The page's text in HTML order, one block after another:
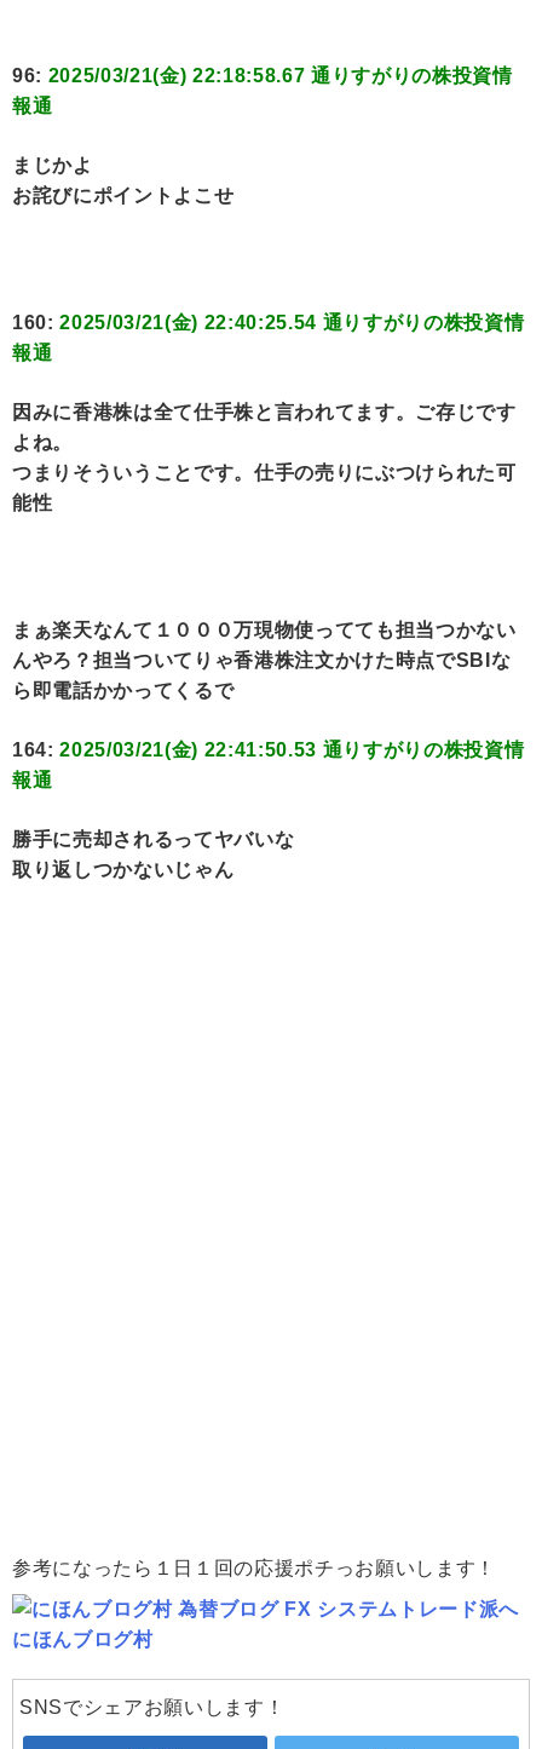
96: 2025/03/21(金) 22:18:58.67 通りすがりの株投資情
報通
まじかよ
お詫びにポイントよこせ
160:2025/03/21(金) 22:40:25.54 通りすがりの株投資情
報通
因みに香港株は全て仕手株と言われてます。ご存じです
よね。
つまりそういうことです。仕手の売りにぶつけられた可
能性
まぁ楽天なんて１０００万現物使ってても担当つかない
んやろ？担当ついてりゃ香港株注文かけた時点でSBIな
ら即電話かかってくるで
164:2025/03/21(金) 22:41:50.53 通りすがりの株投資情
報通
勝手に売却されるってヤバいな
取り返しつかないじゃん
参考になったら１日１回の応援ポチっお願いします！
にほんブログ村
SNSでシェアお願いします！